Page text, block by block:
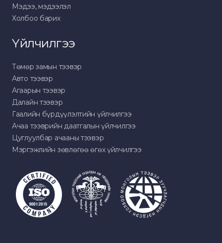
Мэдээ, мэдээлэл
Холбоо барих
Үйлчилгээ
Төмөр замын тээвэр
Авто тээвэр
Агаарын тээвэр
Далайн тээвэр
Гаалийн бүрдүүлэлтийн үйлчилгээ
Ачаа тээврийн даатгалын үйлчилгээ
Цуглуулбар ачааны тээвэр
Мэргэжлийн зөвлөгөө өгөх үйлчилгээ